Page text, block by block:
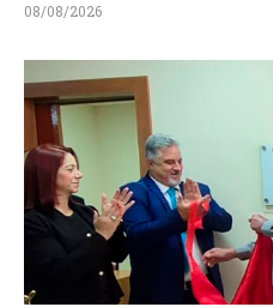
08/08/2026